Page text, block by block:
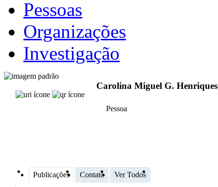
Pessoas
Organizações
Investigação
Carolina Miguel G. Henriques
Pessoa
Publicações Contato Ver Todos